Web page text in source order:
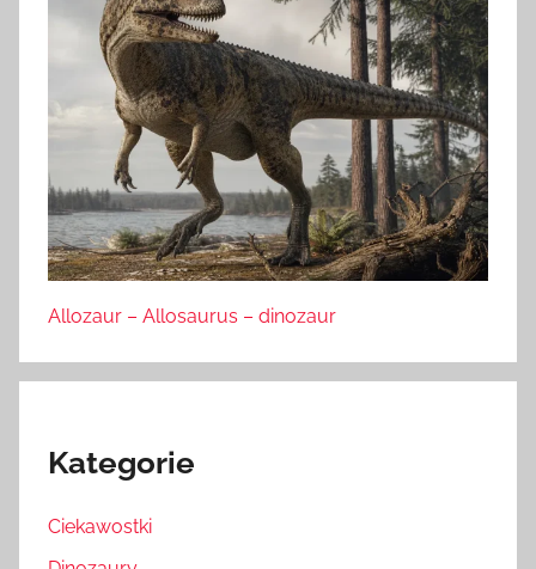
Allozaur – Allosaurus – dinozaur
Kategorie
Ciekawostki